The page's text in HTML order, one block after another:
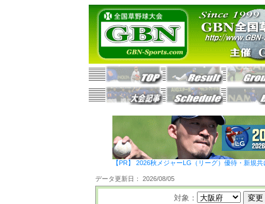
【PR】 2026秋メジャーLG（リーグ）優待・新規
データ更新日： 2026/08/05
対象：